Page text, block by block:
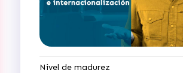
Nivel de madurez